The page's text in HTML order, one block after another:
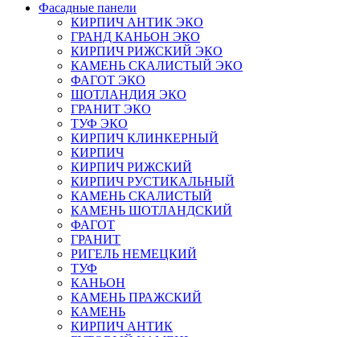
Фасадные панели
КИРПИЧ АНТИК ЭКО
ГРАНД КАНЬОН ЭКО
КИРПИЧ РИЖСКИЙ ЭКО
КАМЕНЬ СКАЛИСТЫЙ ЭКО
ФАГОТ ЭКО
ШОТЛАНДИЯ ЭКО
ГРАНИТ ЭКО
ТУФ ЭКО
КИРПИЧ КЛИНКЕРНЫЙ
КИРПИЧ
КИРПИЧ РИЖСКИЙ
КИРПИЧ РУСТИКАЛЬНЫЙ
КАМЕНЬ СКАЛИСТЫЙ
КАМЕНЬ ШОТЛАНДСКИЙ
ФАГОТ
ГРАНИТ
РИГЕЛЬ НЕМЕЦКИЙ
ТУФ
КАНЬОН
КАМЕНЬ ПРАЖСКИЙ
КАМЕНЬ
КИРПИЧ АНТИК